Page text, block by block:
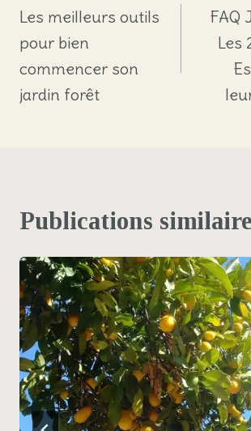
de
l’article
Les meilleurs outils
pour bien
commencer son
jardin forêt
FAQ
Les
Publications